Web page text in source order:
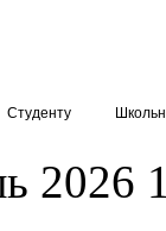
Студенту
2026